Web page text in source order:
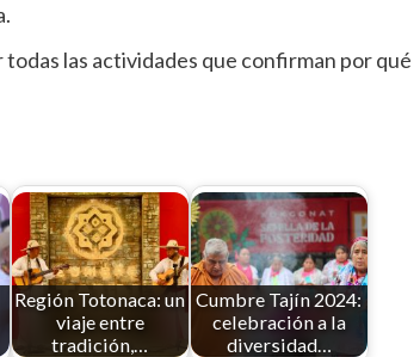
las actividades que confirman por qué
Región Totonaca: un
viaje entre
tradición,…
Cumbre Tajín 2024:
celebración a la
diversidad…